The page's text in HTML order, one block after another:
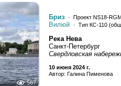
567
Бриз · Проект NS18-
Вилюй · Тип КС-110
Река Нева
Санкт-Петербург
Свердловская
10 июня 2024 г.
Автор: Галина Пименова